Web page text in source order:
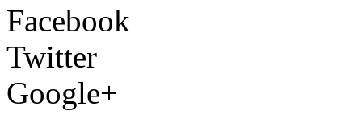
Facebook
Twitter
Google+